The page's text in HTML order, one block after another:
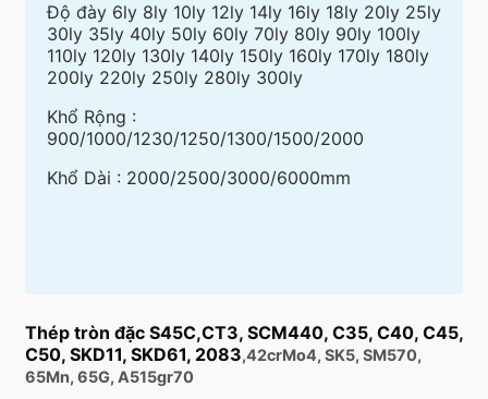
Độ đày 6ly 8ly 10ly 12ly 14ly 16ly 18ly 20ly 25ly
30ly 35ly 40ly 50ly 60ly 70ly 80ly 90ly 100ly
110ly 120ly 130ly 140ly 150ly 160ly 170ly 180ly
200ly 220ly 250ly 280ly 300ly
Khổ Rộng :
900/1000/1230/1250/1300/1500/2000
Khổ Dài : 2000/2500/3000/6000mm
Thép tròn đặc S45C,CT3, SCM440, C35, C40, C45,
C50, SKD11, SKD61, 2083,42crMo4, SK5, SM570,
65Mn, 65G, A515gr70